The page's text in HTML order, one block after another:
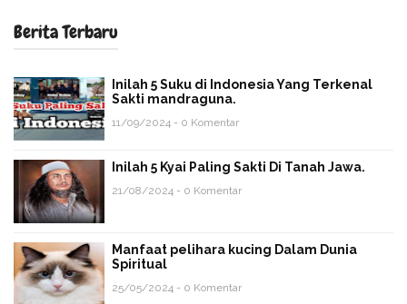
Berita Terbaru
Inilah 5 Suku di Indonesia Yang Terkenal
Sakti mandraguna.
11/09/2024 - 0 Komentar
Inilah 5 Kyai Paling Sakti Di Tanah Jawa.
21/08/2024 - 0 Komentar
Manfaat pelihara kucing Dalam Dunia
Spiritual
25/05/2024 - 0 Komentar